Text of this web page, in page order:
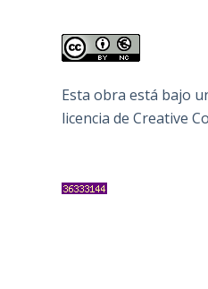
Esta obra está bajo
licencia de Creative